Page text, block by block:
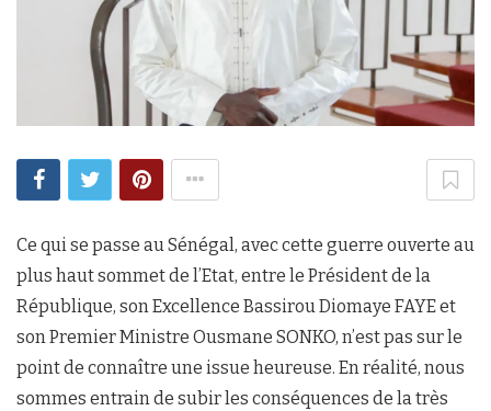
Ce qui se passe au Sénégal, avec cette guerre ouverte au
plus haut sommet de l’Etat, entre le Président de la
République, son Excellence Bassirou Diomaye FAYE et
son Premier Ministre Ousmane SONKO, n’est pas sur le
point de connaître une issue heureuse. En réalité, nous
sommes entrain de subir les conséquences de la très